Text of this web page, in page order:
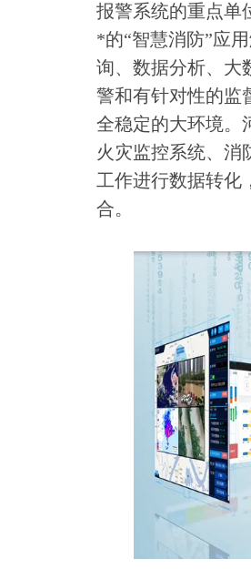
报警系统的重点单
*的“智慧消防”应
询、数据分析、大
警和有针对性的监
全稳定的大环境。
火灾监控系统、消
工作进行数据转化
合。